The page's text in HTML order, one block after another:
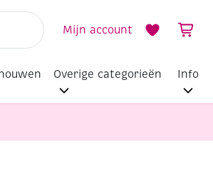
Mijn account
Overige categorieën Info